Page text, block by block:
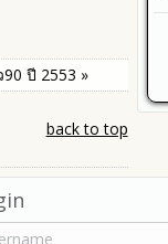
ปี 2553 »
back to top